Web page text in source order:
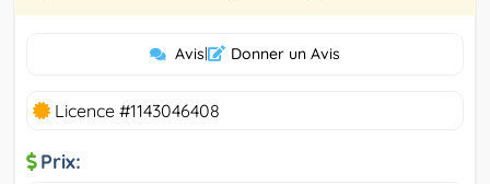
Avis| Donner un Avis
Licence #1143046408
Prix: